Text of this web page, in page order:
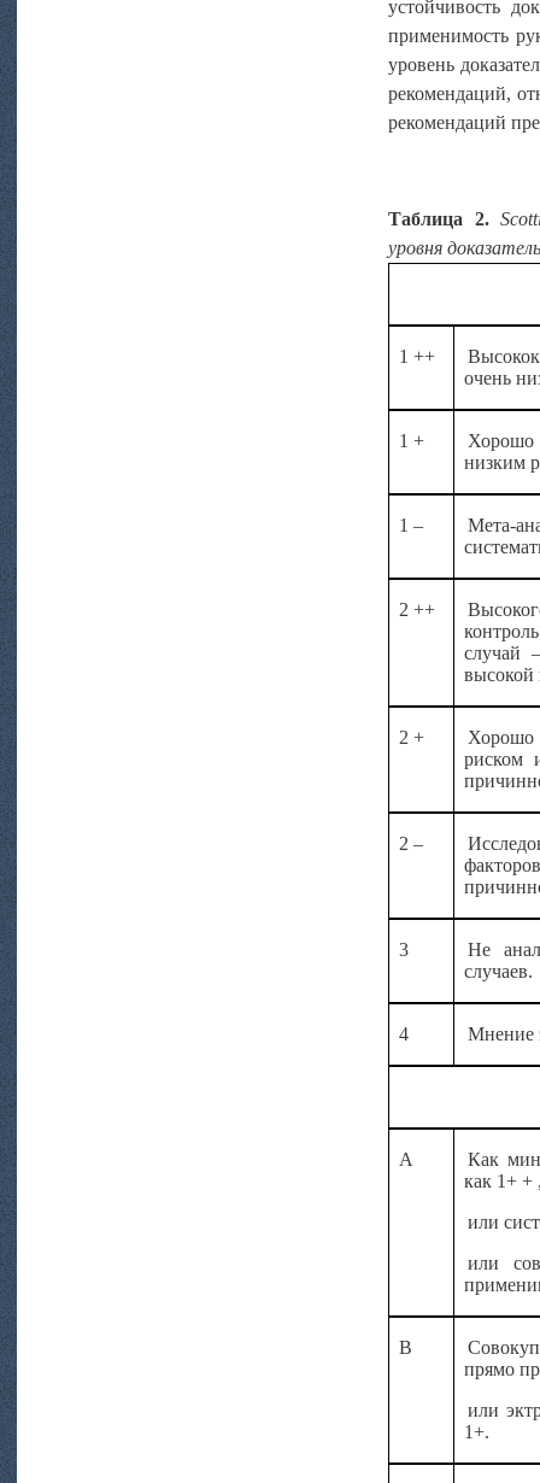
устойчивость
применимость
уровень
рекомендаций,
рекомендаций
Таблица 2.
уровня
1 ++
очень
1 +
Хорошо
низким
1 –
Мета-
2 ++
случай
высокой
2 +
Хорошо
риском
2 –
3
Не
случаев.
4 Мнение
A
Как
как 1+
или
или
B
прямо
или
1+.